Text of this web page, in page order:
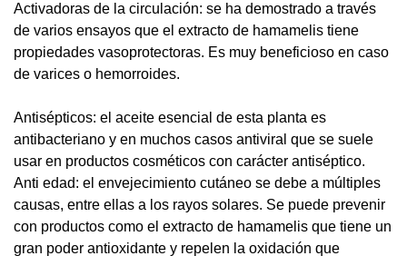
Activadoras de la circulación: se ha demostrado a través
de varios ensayos que el extracto de hamamelis tiene
propiedades vasoprotectoras. Es muy beneficioso en caso
de varices o hemorroides.
Antisépticos: el aceite esencial de esta planta es
antibacteriano y en muchos casos antiviral que se suele
usar en productos cosméticos con carácter antiséptico.
Anti edad: el envejecimiento cutáneo se debe a múltiples
causas, entre ellas a los rayos solares. Se puede prevenir
con productos como el extracto de hamamelis que tiene un
gran poder antioxidante y repelen la oxidación que